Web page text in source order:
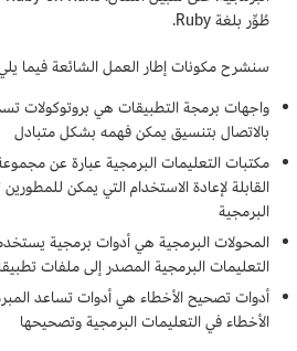
طُوِّر بلغة Ruby.
سنشرح مكونات إطار العمل الشائعة فيما
واجهات برمجة التطبيقات هي بروتوكولات
بالاتصال بتنسيق يمكن فهمه بشكل متبادل
مكتبات التعليمات البرمجية عبارة عن
القابلة لإعادة الاستخدام التي يمكن
البرمجية
المحولات البرمجية هي أدوات برمجية
التعليمات البرمجية المصدر إلى ملفات
أدوات تصحيح الأخطاء هي أدوات تساعد
الأخطاء في التعليمات البرمجية وتصحيحها